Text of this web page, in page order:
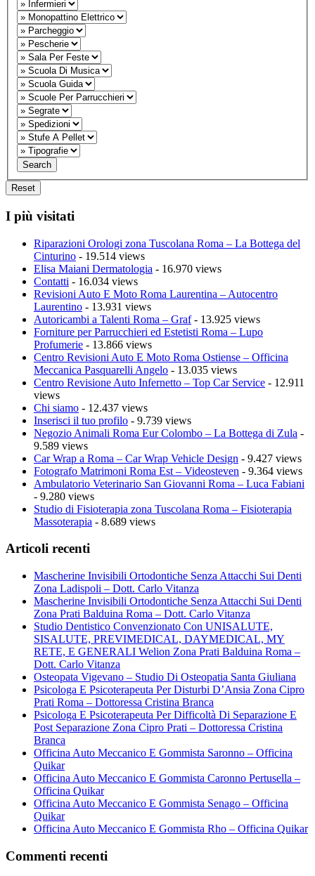
I più visitati
Riparazioni Orologi zona Tuscolana Roma – La Bottega del
Cinturino - 19.514 views
Elisa Maiani Dermatologia - 16.970 views
Contatti - 16.034 views
Revisioni Auto E Moto Roma Laurentina – Autocentro
Laurentino - 13.931 views
Autoricambi a Talenti Roma – Graf- 13.925 views
Forniture per Parrucchieri ed Estetisti Roma – Lupo
Profumerie - 13.866 views
Centro Revisioni Auto E Moto Roma Ostiense – Officina
Meccanica Pasquarelli Angelo - 13.035 views
Centro Revisione Auto Infernetto – Top Car Service - 12.911
views
Chi siamo - 12.437 views
Inserisci il tuo profilo - 9.739 views
Negozio Animali Roma Eur Colombo – La Bottega di Zula -
9.589 views
Car Wrap a Roma – Car Wrap Vehicle Design - 9.427 views
Fotografo Matrimoni Roma Est – Videosteven - 9.364 views
Ambulatorio Veterinario San Giovanni Roma – Luca Fabiani
- 9.280 views
Studio di Fisioterapia zona Tuscolana Roma – Fisioterapia
Massoterapia - 8.689 views
Articoli recenti
Mascherine Invisibili Ortodontiche Senza Attacchi Sui Denti
Zona Ladispoli – Dott. Carlo Vitanza
Mascherine Invisibili Ortodontiche Senza Attacchi Sui Denti
Zona Prati Balduina Roma – Dott. Carlo Vitanza
Studio Dentistico Convenzionato Con UNISALUTE,
SISALUTE, PREVIMEDICAL, DAYMEDICAL, MY
RETE, E GENERALI Welion Zona Prati Balduina Roma –
Dott. Carlo Vitanza
Osteopata Vigevano – Studio Di Osteopatia Santa Giuliana
Psicologa E Psicoterapeuta Per Disturbi D’Ansia Zona Cipro
Prati Roma – Dottoressa Cristina Branca
Psicologa E Psicoterapeuta Per Difficoltà Di Separazione E
Post Separazione Zona Cipro Prati – Dottoressa Cristina
Branca
Officina Auto Meccanico E Gommista Saronno – Officina
Quikar
Officina Auto Meccanico E Gommista Caronno Pertusella –
Officina Quikar
Officina Auto Meccanico E Gommista Senago – Officina
Quikar
Officina Auto Meccanico E Gommista Rho – Officina Quikar
Commenti recenti